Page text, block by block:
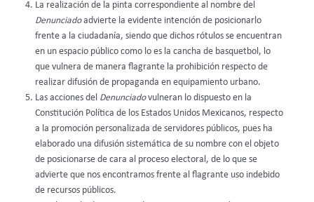
La realización de la pinta correspondiente al nombre del
Denunciadoadvierte la evidente intención de posicionarlo
frente a la ciudadanía, siendo que dichos rótulos se encuentran
en un espacio público como lo es la cancha de basquetbol, lo
que vulnera de manera flagrante la prohibición respecto de
realizar difusión de propaganda en equipamiento urbano.
Las acciones del Denunciadovulneran lo dispuesto en la
Constitución Política de los Estados Unidos Mexicanos, respecto
a la promoción personalizada de servidores públicos, pues ha
elaborado una difusión sistemática de su nombre con el objeto
de posicionarse de cara al proceso electoral, de lo que se
advierte que nos encontramos frente al flagrante uso indebido
de recursos públicos.